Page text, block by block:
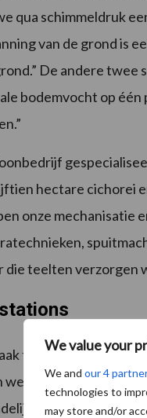
We value your
We and our 4
technologies to
may store and/or
qua schimmeldruk
van de grond is
De andere twee
bodemvocht op één
hectare cichorei
onze mechanisatie
teelten verzorgen
te laat de
“We
ook meer